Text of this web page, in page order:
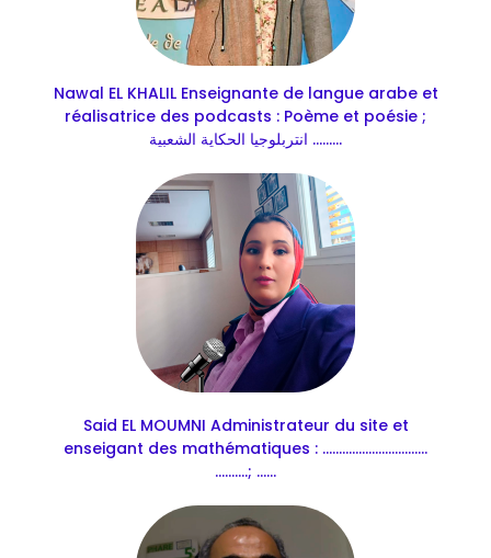
Nawal EL KHALIL Enseignante de langue arabe et
réalisatrice des podcasts : Poème et poésie ;
انتربلوجيا الحكاية الشعبية .........
Said EL MOUMNI Administrateur du site et
enseigant des mathématiques : ................................
..........; ......